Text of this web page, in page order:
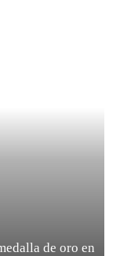
de oro en